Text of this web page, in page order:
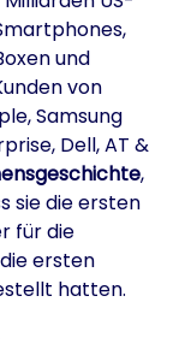
und
von
Samsung
Dell, AT &
,
sie die ersten
für die
ersten
hatten.